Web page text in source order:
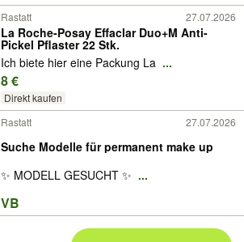
Rastatt
27.07.2026
La Roche-Posay Effaclar Duo+M Anti-
Pickel Pflaster 22 Stk.
Ich biete hier eine Packung La ...
8 €
Direkt kaufen
Rastatt 27.07.2026
Suche Modelle für permanent make up
✨ MODELL GESUCHT ✨ ...
VB